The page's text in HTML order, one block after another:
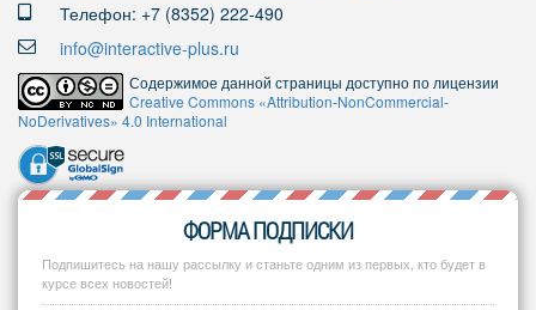
Телефон: +7 (8352) 222-490
info@interactive-plus.ru
Содержимое данной страницы доступно по лицензии
Creative Commons «Attribution-NonCommercial-
NoDerivatives» 4.0 International
ФОРМА ПОДПИСКИ
Подпишитесь на нашу рассылку и станьте одним из первых, кто будет в
курсе всех новостей!